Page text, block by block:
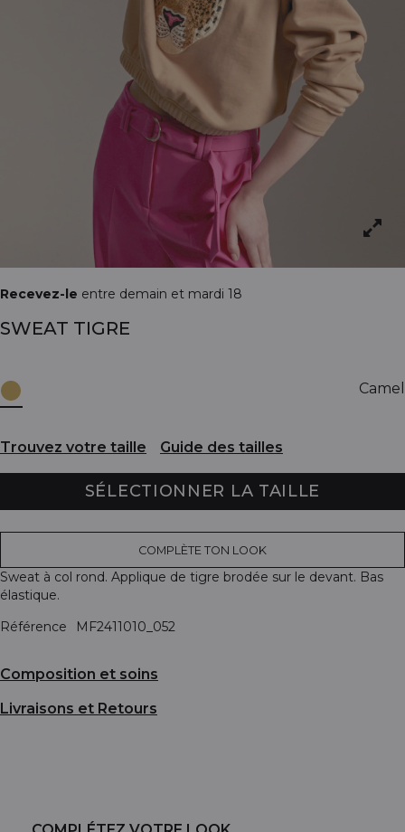
Recevez-le entre demain et mardi 18
SWEAT TIGRE
Camel
Trouvez votre taille Guide des tailles
SÉLECTIONNER LA TAILLE
COMPLÈTE TON LOOK
Sweat à col rond. Applique de tigre brodée sur le devant. Bas
élastique.
Référence
MF2411010_052
Composition et soins
Livraisons et Retours